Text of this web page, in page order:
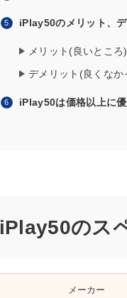
iPlay50のメリット、
メリット(良いところ)
デメリット(良くなか
iPlay50は価格以上に
iPlay50のス
メーカー